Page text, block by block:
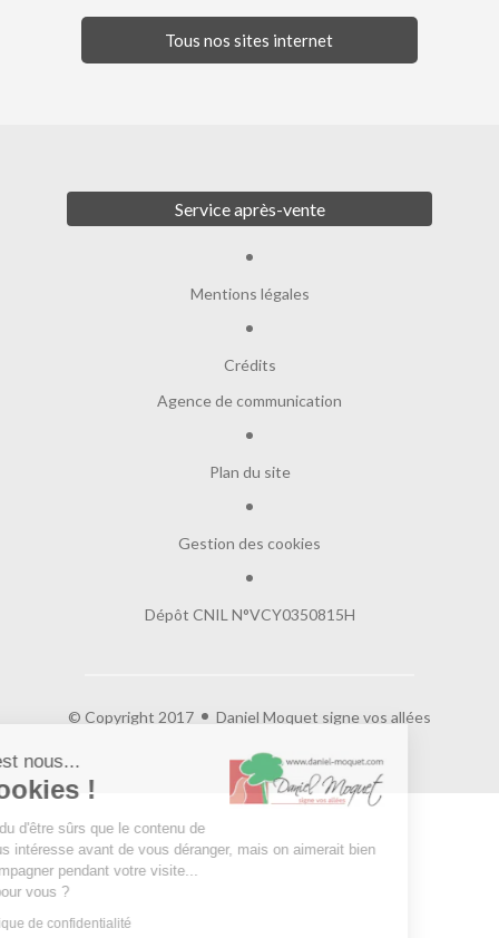
Tous nos sites internet
Service après-vente
Mentions légales
Crédits
Agence de communication
Plan du site
Gestion des cookies
Dépôt CNIL N°VCY0350815H
© Copyright 2017 Daniel Moquet signe vos allées
Salut c'est nous...
les Cookies !
On a attendu d'être sûrs que le contenu de
ce site vous intéresse avant de vous déranger, mais on aimerait bien
vous accompagner pendant votre visite...
C'est OK pour vous ?
Lire la politique de confidentialité